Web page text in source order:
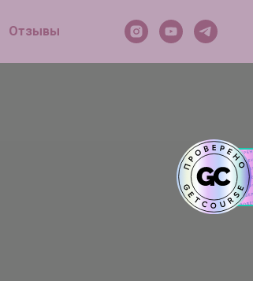
Отзывы